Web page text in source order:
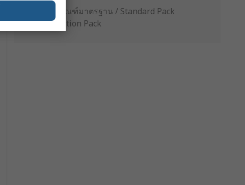
บรรจุภัณฑ์มาตรฐาน / Standard Pack
Production Pack